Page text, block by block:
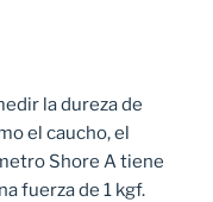
la dureza de
el caucho, el
Shore A tiene
fuerza de 1 kgf.